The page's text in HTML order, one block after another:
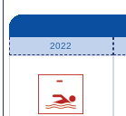
2022